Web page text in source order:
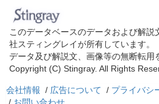
このデータベースのデータおよび解説
社スティングレイが所有しています。
データ及び解説文、画像等の無断転用
Copyright (C) Stingray. All Rights
会社情報 / 広告について / プライバシ